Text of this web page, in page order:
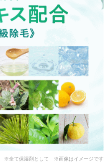
※全て保湿剤として ※画像はイメージです